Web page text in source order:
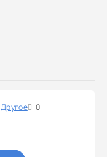
Другое 0